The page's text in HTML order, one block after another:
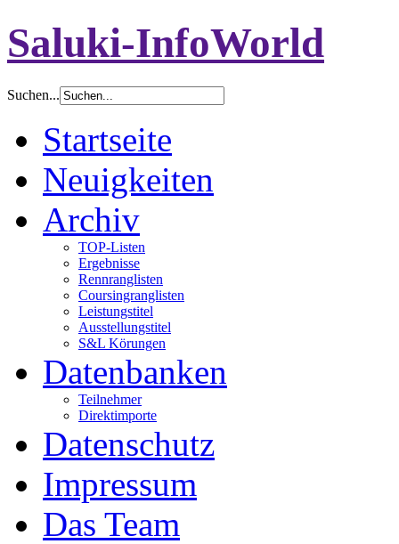
Saluki-InfoWorld
Suchen...
Startseite
Neuigkeiten
Archiv
TOP-Listen
Ergebnisse
Rennranglisten
Coursingranglisten
Leistungstitel
Ausstellungstitel
S&L Körungen
Datenbanken
Teilnehmer
Direktimporte
Datenschutz
Impressum
Das Team